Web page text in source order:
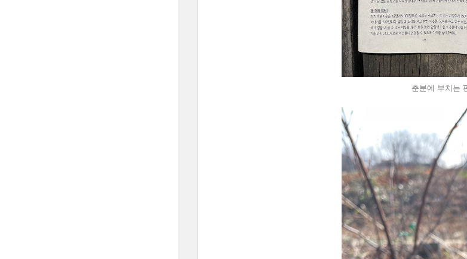
춘분에 부치는